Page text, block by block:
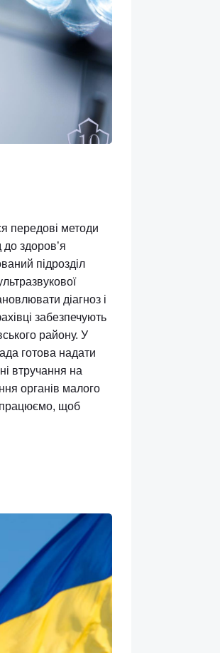
№10
поєднуються передові методи
підхід до здоров’я
спеціалізований підрозділ
та ультразвукової
точно встановлювати діагноз і
Наші фахівці забезпечують
Голосіївського району. У
бригада готова надати
Оперативні втручання на